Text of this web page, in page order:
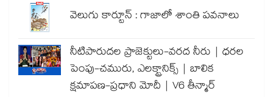
వెలుగు కార్టూన్ : గాజాలో శాంతి పవనాలు
నీటిపారుదల ప్రాజెక్టులు-వరద నీరు | ధరల
పెంపు-చమురు, ఎలక్ట్రానిక్స్ | బాలిక
క్షమాపణ-ప్రధాని మోదీ | V6 తీన్మార్